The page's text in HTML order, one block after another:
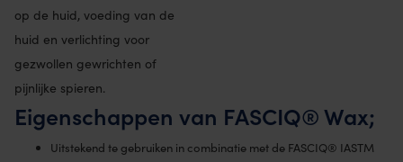
op de huid, voeding van de
huid en verlichting voor
gezwollen gewrichten of
pijnlijke spieren.
Eigenschappen van FASCIQ® Wax;
Uitstekend te gebruiken in combinatie met de FASCIQ® IASTM